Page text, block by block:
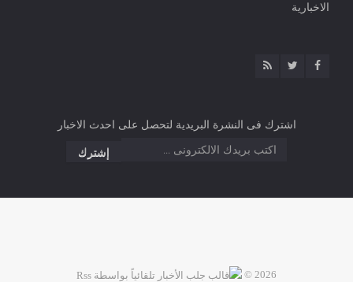
الاخبارية
اشترك فى النشرة البريدية لتحصل على احدث الاخبار
2026 ©